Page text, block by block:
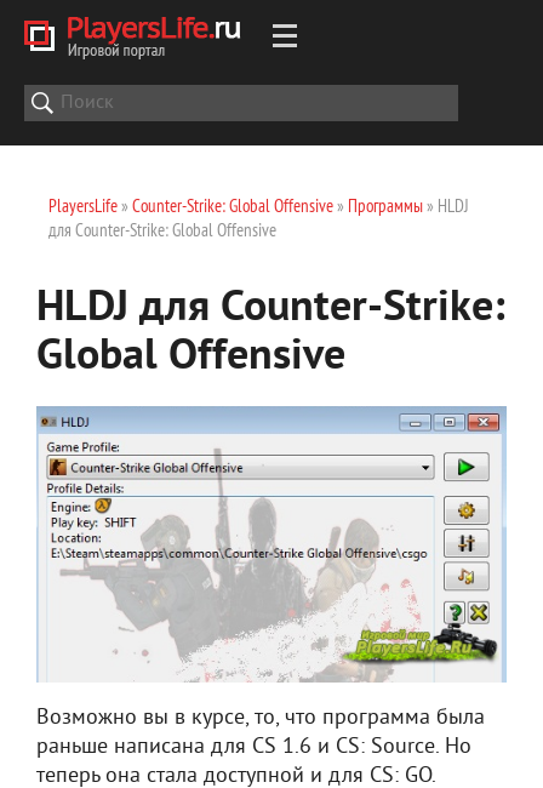
PlayersLife» Counter-Strike: Global Offensive» Программы» HLDJ
для Counter-Strike: Global Offensive
HLDJ для Counter-Strike:
Global Offensive
Возможно вы в курсе, то, что программа была
раньше написана для CS 1.6 и CS: Source. Но
теперь она стала доступной и для CS: GO.